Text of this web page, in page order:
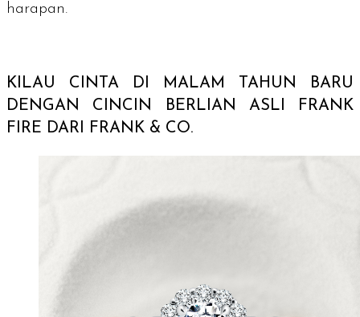
harapan.
KILAU CINTA DI MALAM TAHUN BARU
DENGAN CINCIN BERLIAN ASLI FRANK
FIRE DARI FRANK & CO.